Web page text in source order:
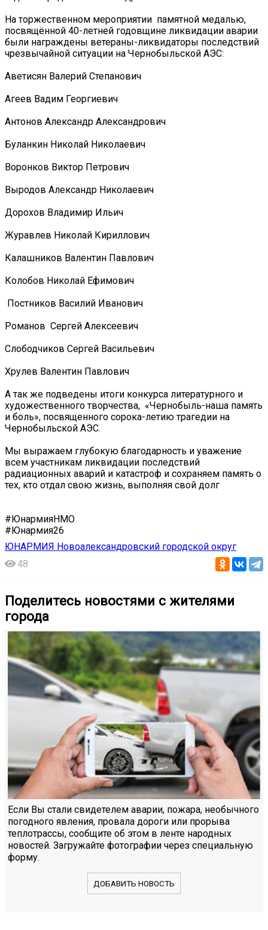
На торжественном мероприятии памятной медалью,
посвящённой 40-летней годовщине ликвидации аварии
были награждены ветераны-ликвидаторы последствий
чрезвычайной ситуации на Чернобыльской АЭС:
Аветисян Валерий Степанович
Агеев Вадим Георгиевич
Антонов Александр Александрович
Буланкин Николай Николаевич
Воронков Виктор Петрович
Выродов Александр Николаевич
Дорохов Владимир Ильич
Журавлев Николай Кириллович
Калашников Валентин Павлович
Колобов Николай Ефимович
Постников Василий Иванович
Романов Сергей Алексеевич
Слободчиков Сергей Васильевич
Хрулев Валентин Павлович
А так же подведены итоги конкурса литературного и
художественного творчества, «Чернобыль-наша память
и боль», посвященного сорока-летию трагедии на
Чернобыльской АЭС.
Мы выражаем глубокую благодарность и уважение
всем участникам ликвидации последствий
радиационных аварий и катастроф и сохраняем память о
тех, кто отдал свою жизнь, выполняя свой долг
#ЮнармияНМО
#Юнармия26
ЮНАРМИЯ Новоалександровский городской округ
48
Поделитесь новостями с жителями
города
Если Вы стали свидетелем аварии, пожара, необычного
погодного явления, провала дороги или прорыва
теплотрассы, сообщите об этом в ленте народных
новостей. Загружайте фотографии через специальную
форму.
ДОБАВИТЬ НОВОСТЬ